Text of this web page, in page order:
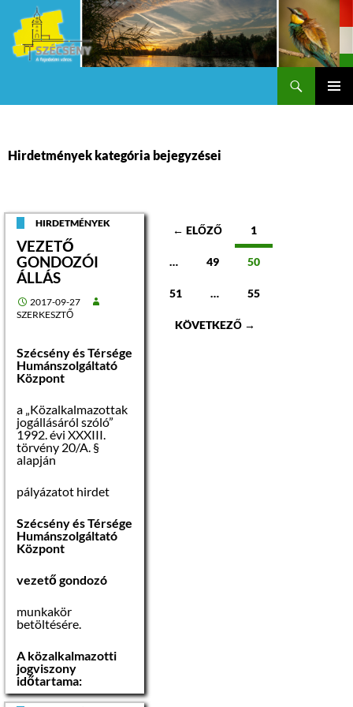
Hirdetmények kategória bejegyzései
HIRDETMÉNYEK
VEZETŐ
GONDOZÓI
ÁLLÁS
2017-09-27
SZERKESZTŐ
Szécsény és Térsége
Humánszolgáltató
Központ
a „Közalkalmazottak
jogállásáról szóló”
1992. évi XXXIII.
törvény 20/A. §
alapján
pályázatot hirdet
Szécsény és Térsége
Humánszolgáltató
Központ
vezető gondozó
munkakör
betöltésére.
A közalkalmazotti
jogviszony
időtartama:
Bejegyzések
navigációja
← ELŐZŐ 1
… 49 50
51 … 55
KÖVETKEZŐ →